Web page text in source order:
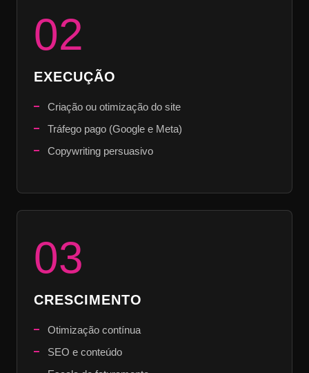
02
EXECUÇÃO
Criação ou otimização do site
Tráfego pago (Google e Meta)
Copywriting persuasivo
03
CRESCIMENTO
Otimização contínua
SEO e conteúdo